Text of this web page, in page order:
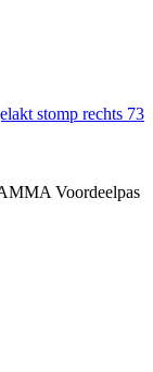
stomp rechts 73
Voordeelpas